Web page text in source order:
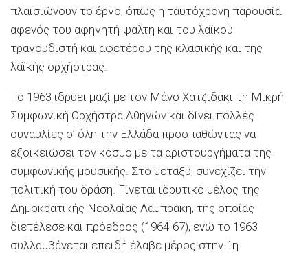
πλαισιώνουν το έργο, όπως η ταυτόχρονη παρουσία
αφενός του αφηγητή-ψάλτη και του λαϊκού
τραγουδιστή και αφετέρου της κλασικής και της
λαϊκής ορχήστρας.
Το 1963 ιδρύει μαζί με τον Μάνο Χατζιδάκι τη Μικρή
Συμφωνική Ορχήστρα Αθηνών και δίνει πολλές
συναυλίες σ’ όλη την Ελλάδα προσπαθώντας να
εξοικειώσει τον κόσμο με τα αριστουργήματα της
συμφωνικής μουσικής. Στο μεταξύ, συνεχίζει την
πολιτική του δράση. Γίνεται ιδρυτικό μέλος της
Δημοκρατικής Νεολαίας Λαμπράκη, της οποίας
διετέλεσε και πρόεδρος (1964-67), ενώ το 1963
συλλαμβάνεται επειδή έλαβε μέρος στην 1η